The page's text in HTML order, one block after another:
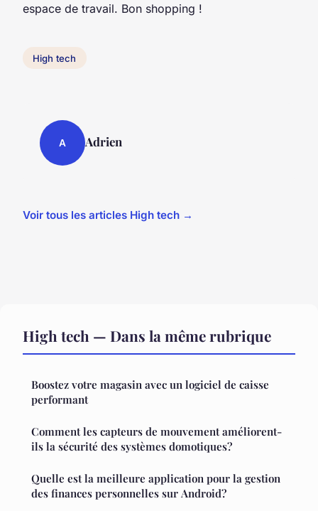
espace de travail. Bon shopping !
High tech
A Adrien
Voir tous les articles High tech →
High tech — Dans la même rubrique
Boostez votre magasin avec un logiciel de caisse
performant
Comment les capteurs de mouvement améliorent-
ils la sécurité des systèmes domotiques?
Quelle est la meilleure application pour la gestion
des finances personnelles sur Android?